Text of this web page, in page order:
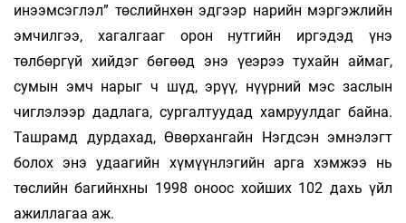
инээмсэглэл” төслийнхөн эдгээр нарийн мэргэжлийн
эмчилгээ, хагалгааг орон нутгийн иргэдэд үнэ
төлбөргүй хийдэг бөгөөд энэ үеэрээ тухайн аймаг,
сумын эмч нарыг ч шүд, эрүү, нүүрний мэс заслын
чиглэлээр дадлага, сургалтуудад хамруулдаг байна.
Ташрамд дурдахад, Өвөрхангайн Нэгдсэн эмнэлэгт
болох энэ удаагийн хүмүүнлэгийн арга хэмжээ нь
төслийн багийнхны 1998 оноос хойших 102 дахь үйл
ажиллагаа аж.